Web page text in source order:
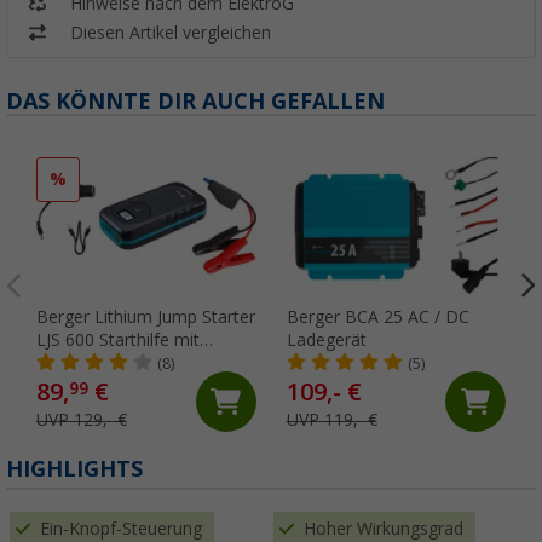
Hinweise nach dem ElektroG
Diesen Artikel vergleichen
DAS KÖNNTE DIR AUCH GEFALLEN
%
Berger Lithium Jump Starter
LJS 600 Starthilfe mit
Powerbank
(8)
89,99 €
UVP 129,- €
Berger BCA 25 AC / DC
Ladegerät
(5)
109,- €
UVP 119,- €
HIGHLIGHTS
Ein-Knopf-Steuerung Hoher Wirkungsgrad